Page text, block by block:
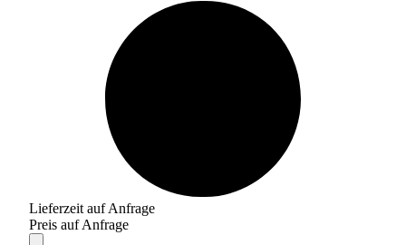
Lieferzeit auf Anfrage
Preis auf Anfrage